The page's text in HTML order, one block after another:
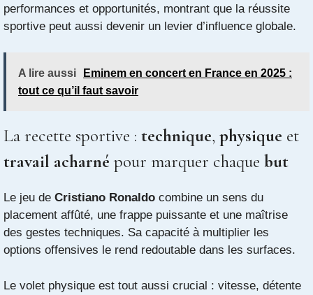
performances et opportunités, montrant que la réussite
sportive peut aussi devenir un levier d’influence globale.
A lire aussi
Eminem en concert en France en 2025 :
tout ce qu’il faut savoir
La recette sportive : technique, physique et
travail acharné pour marquer chaque but
Le jeu de Cristiano Ronaldo combine un sens du
placement affûté, une frappe puissante et une maîtrise
des gestes techniques. Sa capacité à multiplier les
options offensives le rend redoutable dans les surfaces.
Le volet physique est tout aussi crucial : vitesse, détente